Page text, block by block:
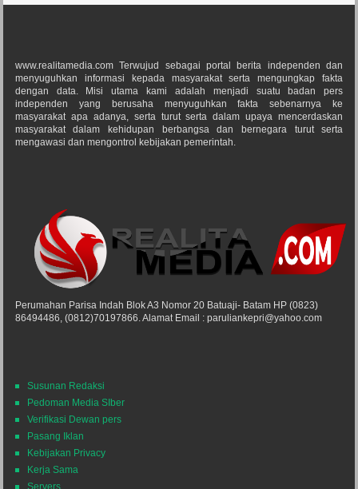
www.realitamedia.com Terwujud sebagai portal berita independen dan
menyuguhkan informasi kepada masyarakat serta mengungkap fakta
dengan data. Misi utama kami adalah menjadi suatu badan pers
independen yang berusaha menyuguhkan fakta sebenarnya ke
masyarakat apa adanya, serta turut serta dalam upaya mencerdaskan
masyarakat dalam kehidupan berbangsa dan bernegara turut serta
mengawasi dan mengontrol kebijakan pemerintah.
Perumahan Parisa Indah Blok A3 Nomor 20 Batuaji- Batam HP (0823)
86494486, (0812)70197866. Alamat Email : paruliankepri@yahoo.com
Susunan Redaksi
Pedoman Media SIber
Verifikasi Dewan pers
Pasang Iklan
Kebijakan Privacy
Kerja Sama